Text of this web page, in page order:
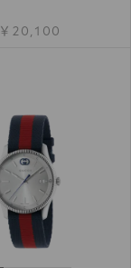
￥20,100